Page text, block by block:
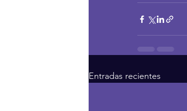
Entradas recientes